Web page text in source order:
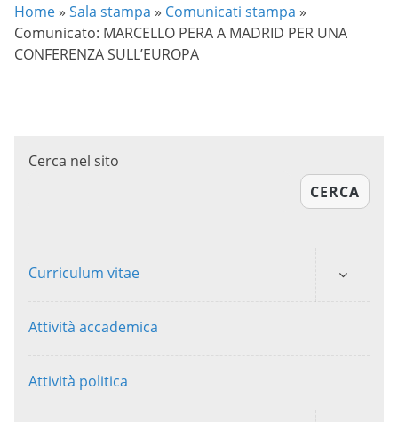
Home » Sala stampa » Comunicati stampa »
Comunicato: MARCELLO PERA A MADRID PER UNA
CONFERENZA SULL’EUROPA
Cerca nel sito
CERCA
Curriculum vitae
Attività accademica
Attività politica